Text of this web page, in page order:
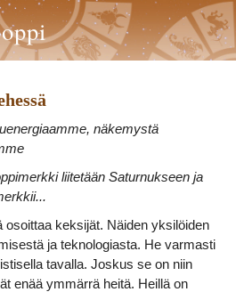
näkemystä
liitetään Saturnukseen ja
keksijät. Näiden yksilöiden
ja teknologiasta. He varmasti
tavalla. Joskus se on niin
enää ymmärrä heitä. Heillä on